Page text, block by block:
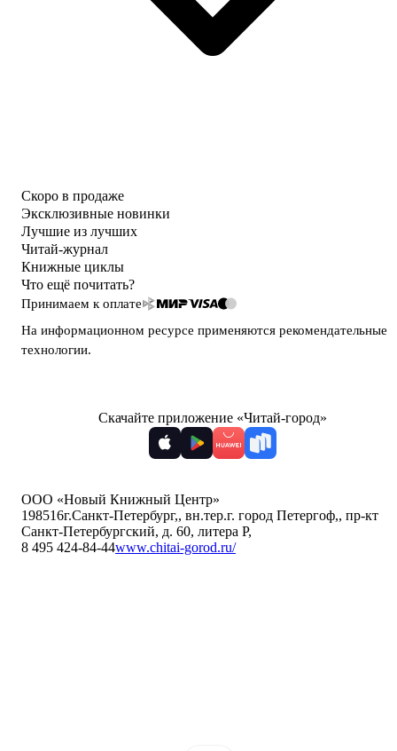
Скоро в продаже
Эксклюзивные новинки
Лучшие из лучших
Читай-журнал
Книжные циклы
Что ещё почитать?
Принимаем к оплате
На информационном ресурсе применяются рекомендательные
технологии.
Скачайте приложение «Читай-город»
ООО «Новый Книжный Центр»
198516г.Санкт-Петербург,, вн.тер.г. город Петергоф,, пр-кт
Санкт-Петербургский, д. 60, литера Р,
8 495 424-84-44www.chitai-gorod.ru/